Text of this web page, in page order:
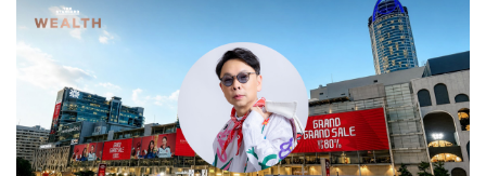
638
ABOUT THE AUTHOR